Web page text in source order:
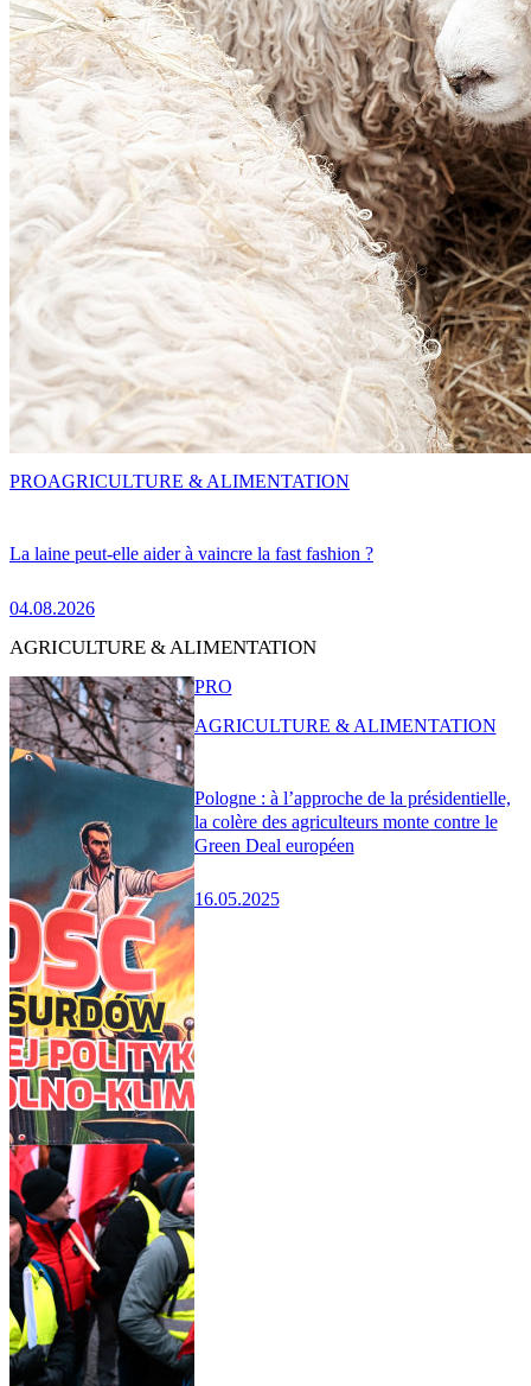
La laine peut-elle aider à vaincre la fast fashion ?
04.08.2026
PROAGRICULTURE & ALIMENTATION
AGRICULTURE & ALIMENTATION
Pologne : à l’approche de la présidentielle,
la colère des agriculteurs monte contre le
Green Deal européen
16.05.2025
PRO
AGRICULTURE & ALIMENTATION